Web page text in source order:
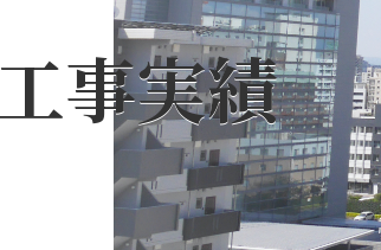
工事実績